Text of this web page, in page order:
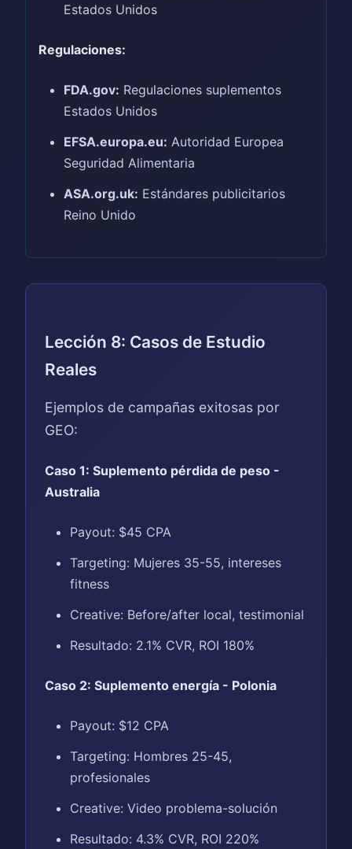
Estados Unidos
Regulaciones:
FDA.gov: Regulaciones suplementos
Estados Unidos
EFSA.europa.eu: Autoridad Europea
Seguridad Alimentaria
ASA.org.uk: Estándares publicitarios
Reino Unido
Lección 8: Casos de Estudio
Reales
Ejemplos de campañas exitosas por
GEO:
Caso 1: Suplemento pérdida de peso -
Australia
Payout: $45 CPA
Targeting: Mujeres 35-55, intereses
fitness
Creative: Before/after local, testimonial
Resultado: 2.1% CVR, ROI 180%
Caso 2: Suplemento energía - Polonia
Payout: $12 CPA
Targeting: Hombres 25-45,
profesionales
Creative: Video problema-solución
Resultado: 4.3% CVR, ROI 220%